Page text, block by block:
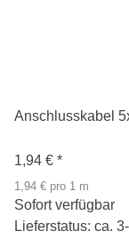
Anschlusskabel
1,94 € *
1,94 € pro 1 m
Sofort verfügbar
Lieferstatus: ca.